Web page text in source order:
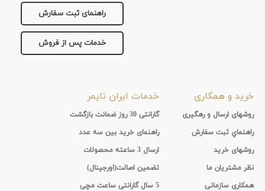
راهنمای ثبت سفارش
خدمات پس از فروش
خرید و همکاری
روشهای ارسال و رهگیری
راهنماي ثبت سفارش
روشهای خرید
نظر مشتریان ما
همکاری سازمانی
خدمات ایران تایمر
گارانتی 30 روز ضمانت بازگشت
راهنمای خرید بین سه عدد
ارسال 3 ساعته محصولات
تضمین اصالت(اورجینال)
5 سال گارانتی ساعت مچی